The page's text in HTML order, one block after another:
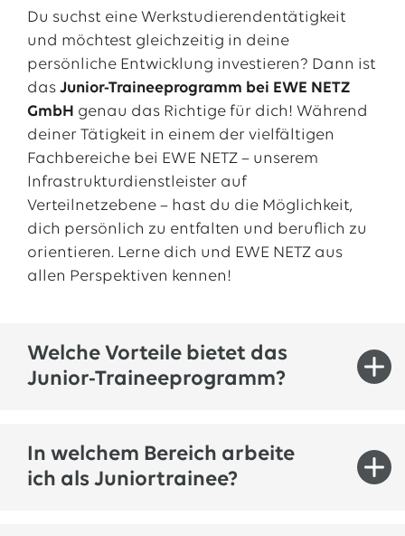
Du suchst eine Werkstudierendentätigkeit
und möchtest gleichzeitig in deine
persönliche Entwicklung investieren? Dann ist
das Junior-Traineeprogramm bei EWE NETZ
GmbH genau das Richtige für dich! Während
deiner Tätigkeit in einem der vielfältigen
Fachbereiche bei EWE NETZ – unserem
Infrastrukturdienstleister auf
Verteilnetzebene – hast du die Möglichkeit,
dich persönlich zu entfalten und beruflich zu
orientieren. Lerne dich und EWE NETZ aus
allen Perspektiven kennen!
Welche Vorteile bietet das
Junior-Traineeprogramm?
Juniortrainees erhalten eine bevorzugte
Einladung zum Auswahlverfahren des
In welchem Bereich arbeite
ich als Juniortrainee?